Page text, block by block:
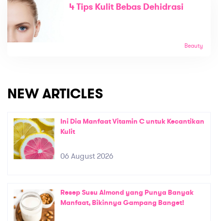
4 Tips Kulit Bebas Dehidrasi
Beauty
NEW ARTICLES
Ini Dia Manfaat Vitamin C untuk Kecantikan
Kulit
06 August 2026
Resep Susu Almond yang Punya Banyak
Manfaat, Bikinnya Gampang Banget!